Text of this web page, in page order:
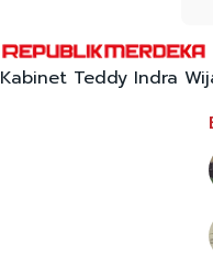
Kabinet Teddy Indra